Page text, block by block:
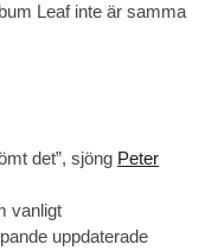
Leaf inte är samma
det”, sjöng Peter
vanligt
uppdaterade